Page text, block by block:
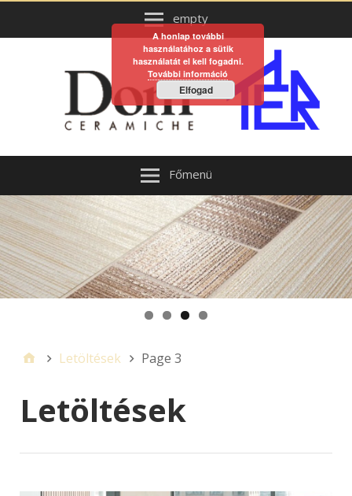
empty
Főmenü
Letöltések Page 3
Letöltések
A honlap további
használatához a sütik
használatát el kell fogadni.
További információ
Elfogad